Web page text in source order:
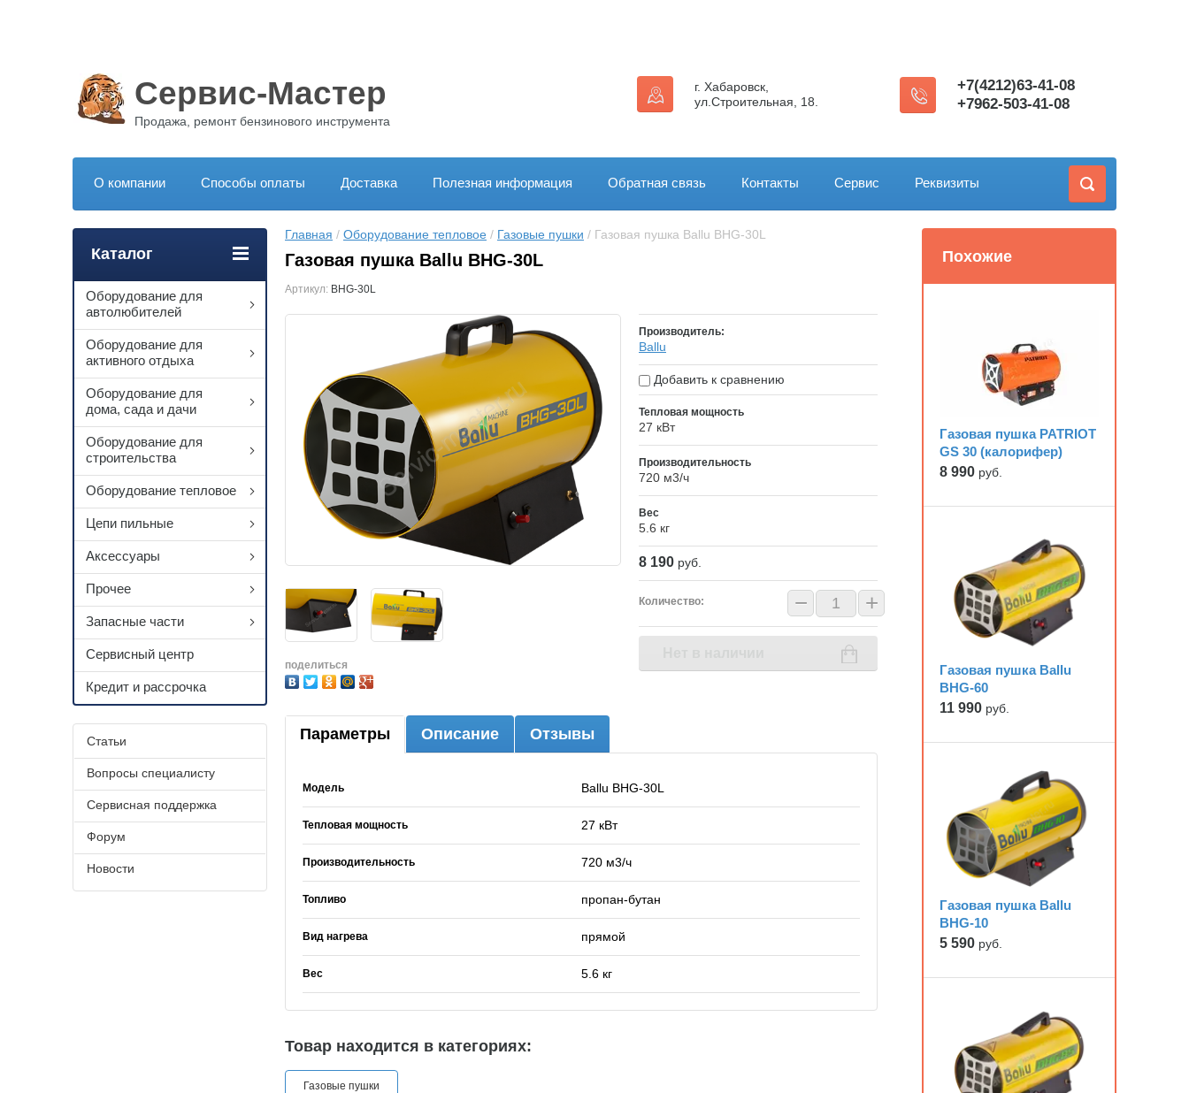
Сервис-Мастер
Продажа, ремонт бензинового инструмента
+7(4212)63-41-08
+7962-503-41-08
г. Хабаровск,
ул.Строительная, 18.
О компании Способы оплаты Доставка Полезная информация Обратная связь Контакты Сервис Реквизиты
Главная / Оборудование тепловое / Газовые пушки / Газовая пушка Ballu BHG-30L
Газовая пушка Ballu BHG-30L
Артикул: BHG-30L
поделиться
Производитель:
Ballu
Добавить к сравнению
Тепловая мощность
27 кВт
Производительность
720 м3/ч
Вес
5.6 кг
8 190 руб.
Количество: − +
Параметры Описание Отзывы
Модель Ballu BHG-30L
Тепловая мощность 27 кВт
Производительность 720 м3/ч
Топливо пропан-бутан
Вид нагрева прямой
Вес 5.6 кг
Товар находится в категориях:
Газовые пушки
Каталог
Оборудование для
автолюбителей
Оборудование для
активного отдыха
Оборудование для
дома, сада и дачи
Оборудование для
строительства
Оборудование тепловое
Цепи пильные
Аксессуары
Прочее
Запасные части
Сервисный центр
Кредит и рассрочка
Статьи
Вопросы специалисту
Сервисная поддержка
Форум
Новости
Похожие
Газовая пушка PATRIOT
GS 30 (калорифер)
8 990 руб.
Газовая пушка Ballu
BHG-60
11 990 руб.
Газовая пушка Ballu
BHG-10
5 590 руб.